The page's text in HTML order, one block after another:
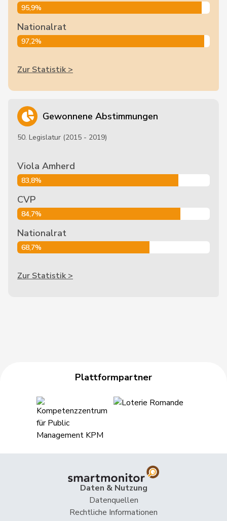
95,9%
Nationalrat
97,2%
Zur Statistik >
Gewonnene Abstimmungen
50. Legislatur (2015 - 2019)
Viola Amherd
83,8%
CVP
84,7%
Nationalrat
68,7%
Zur Statistik >
Plattformpartner
Daten & Nutzung
Datenquellen
Rechtliche Informationen